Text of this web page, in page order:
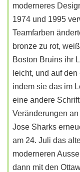
moderneres
1974 und 1995
Teamfarben
bronze zu rot,
Boston Bruins ihr
leicht, und auf
indem sie das im
eine andere
Veränderungen
Jose Sharks
am 24. Juli das
moderneren
dann mit den